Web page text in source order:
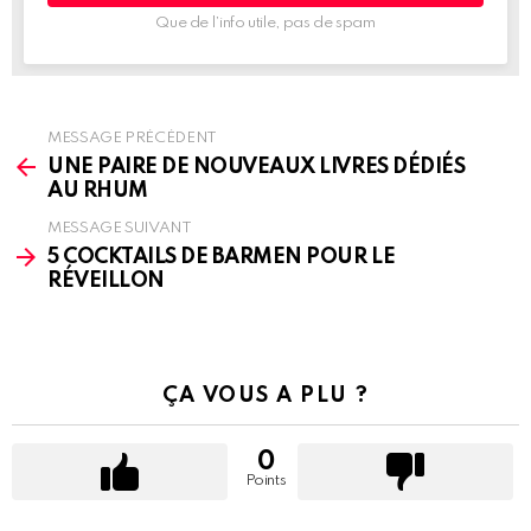
Que de l’info utile, pas de spam
more
MESSAGE PRÉCÉDENT
UNE PAIRE DE NOUVEAUX LIVRES DÉDIÉS
AU RHUM
MESSAGE SUIVANT
5 COCKTAILS DE BARMEN POUR LE
RÉVEILLON
ÇA VOUS A PLU ?
0
Points